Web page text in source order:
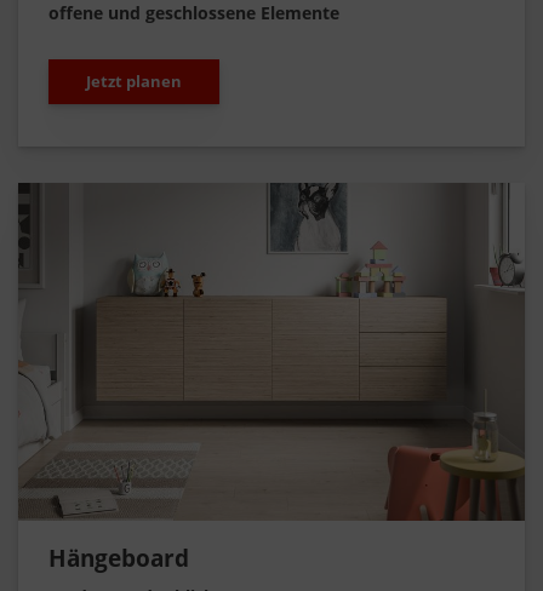
offene und geschlossene Elemente
Jetzt planen
Hängeboard